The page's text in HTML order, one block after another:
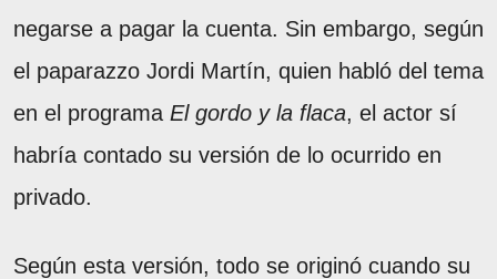
negarse a pagar la cuenta. Sin embargo, según
el paparazzo Jordi Martín, quien habló del tema
en el programa El gordo y la flaca, el actor sí
habría contado su versión de lo ocurrido en
privado.
Según esta versión, todo se originó cuando su